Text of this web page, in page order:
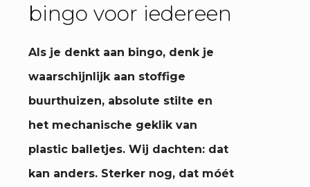
bingo voor iedereen
Als je denkt aan bingo, denk je
waarschijnlijk aan stoffige
buurthuizen, absolute stilte en
het mechanische geklik van
plastic balletjes. Wij dachten: dat
kan anders. Sterker nog, dat móét